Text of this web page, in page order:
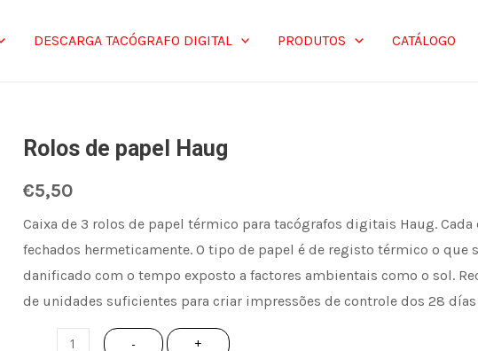
DESCARGA TACÓGRAFO DIGITAL PRODUTOS CATÁLOGO
Rolos de papel Haug
€5,50
Caixa de 3 rolos de papel térmico para tacógrafos digitais Haug. Cada
fechados hermeticamente. O tipo de papel é de registo térmico o que
danificado com o tempo exposto a factores ambientais como o sol.
de unidades suficientes para criar impressões de controle dos 28
Quantidade
de
papel
Haug
- +